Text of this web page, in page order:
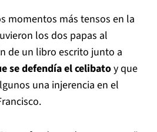
momentos más tensos en la
los dos papas al
de un libro escrito junto a
se defendía el celibatoy que
una injerencia en el